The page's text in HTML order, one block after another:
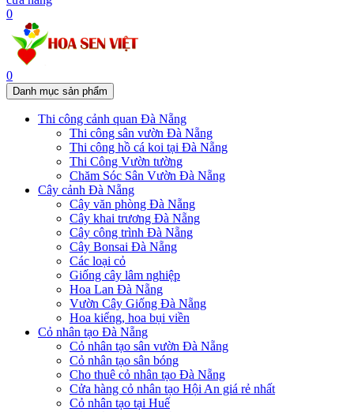
0
0
Danh mục sản phẩm
Thi công cảnh quan Đà Nẵng
Thi công sân vườn Đà Nẵng
Thi công hồ cá koi tại Đà Nẵng
Thi Công Vườn tường
Chăm Sóc Sân Vườn Đà Nẵng
Cây cảnh Đà Nẵng
Cây văn phòng Đà Nẵng
Cây khai trương Đà Nẵng
Cây công trình Đà Nẵng
Cây Bonsai Đà Nẵng
Các loại cỏ
Giống cây lâm nghiệp
Hoa Lan Đà Nẵng
Vườn Cây Giống Đà Nẵng
Hoa kiểng, hoa bụi viền
Cỏ nhân tạo Đà Nẵng
Cỏ nhân tạo sân vườn Đà Nẵng
Cỏ nhân tạo sân bóng
Cho thuê cỏ nhân tạo Đà Nẵng
Cửa hàng cỏ nhân tạo Hội An giá rẻ nhất
Cỏ nhân tạo tại Huế